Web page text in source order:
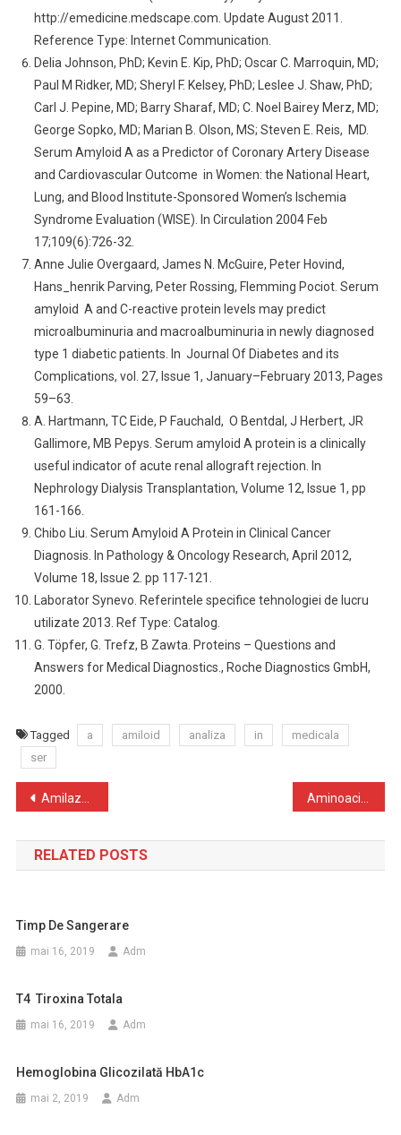
http://emedicine.medscape.com. Update August 2011.
Reference Type: Internet Communication.
Delia Johnson, PhD; Kevin E. Kip, PhD; Oscar C. Marroquin, MD;
Paul M Ridker, MD; Sheryl F. Kelsey, PhD; Leslee J. Shaw, PhD;
Carl J. Pepine, MD; Barry Sharaf, MD; C. Noel Bairey Merz, MD;
George Sopko, MD; Marian B. Olson, MS; Steven E. Reis, MD.
Serum Amyloid A as a Predictor of Coronary Artery Disease
and Cardiovascular Outcome in Women: the National Heart,
Lung, and Blood Institute-Sponsored Women’s Ischemia
Syndrome Evaluation (WISE). In Circulation 2004 Feb
17;109(6):726-32.
Anne Julie Overgaard, James N. McGuire, Peter Hovind,
Hans_henrik Parving, Peter Rossing, Flemming Pociot. Serum
amyloid A and C-reactive protein levels may predict
microalbuminuria and macroalbuminuria in newly diagnosed
type 1 diabetic patients. In Journal Of Diabetes and its
Complications, vol. 27, Issue 1, January–February 2013, Pages
59–63.
A. Hartmann, TC Eide, P Fauchald, O Bentdal, J Herbert, JR
Gallimore, MB Pepys. Serum amyloid A protein is a clinically
useful indicator of acute renal allograft rejection. In
Nephrology Dialysis Transplantation, Volume 12, Issue 1, pp
161-166.
Chibo Liu. Serum Amyloid A Protein in Clinical Cancer
Diagnosis. In Pathology & Oncology Research, April 2012,
Volume 18, Issue 2. pp 117-121.
Laborator Synevo. Referintele specifice tehnologiei de lucru
utilizate 2013. Ref Type: Catalog.
G. Töpfer, G. Trefz, B Zawta. Proteins – Questions and
Answers for Medical Diagnostics., Roche Diagnostics GmbH,
2000.
Tagged a amiloid analiza in
medicala
ser
Navigare
în
articole
Amilaza urinara
RELATED POSTS
Timp De Sangerare
mai 16, 2019 Adm
T4 Tiroxina Totala
mai 16, 2019 Adm
Hemoglobina Glicozilată HbA1c
mai 2, 2019 Adm